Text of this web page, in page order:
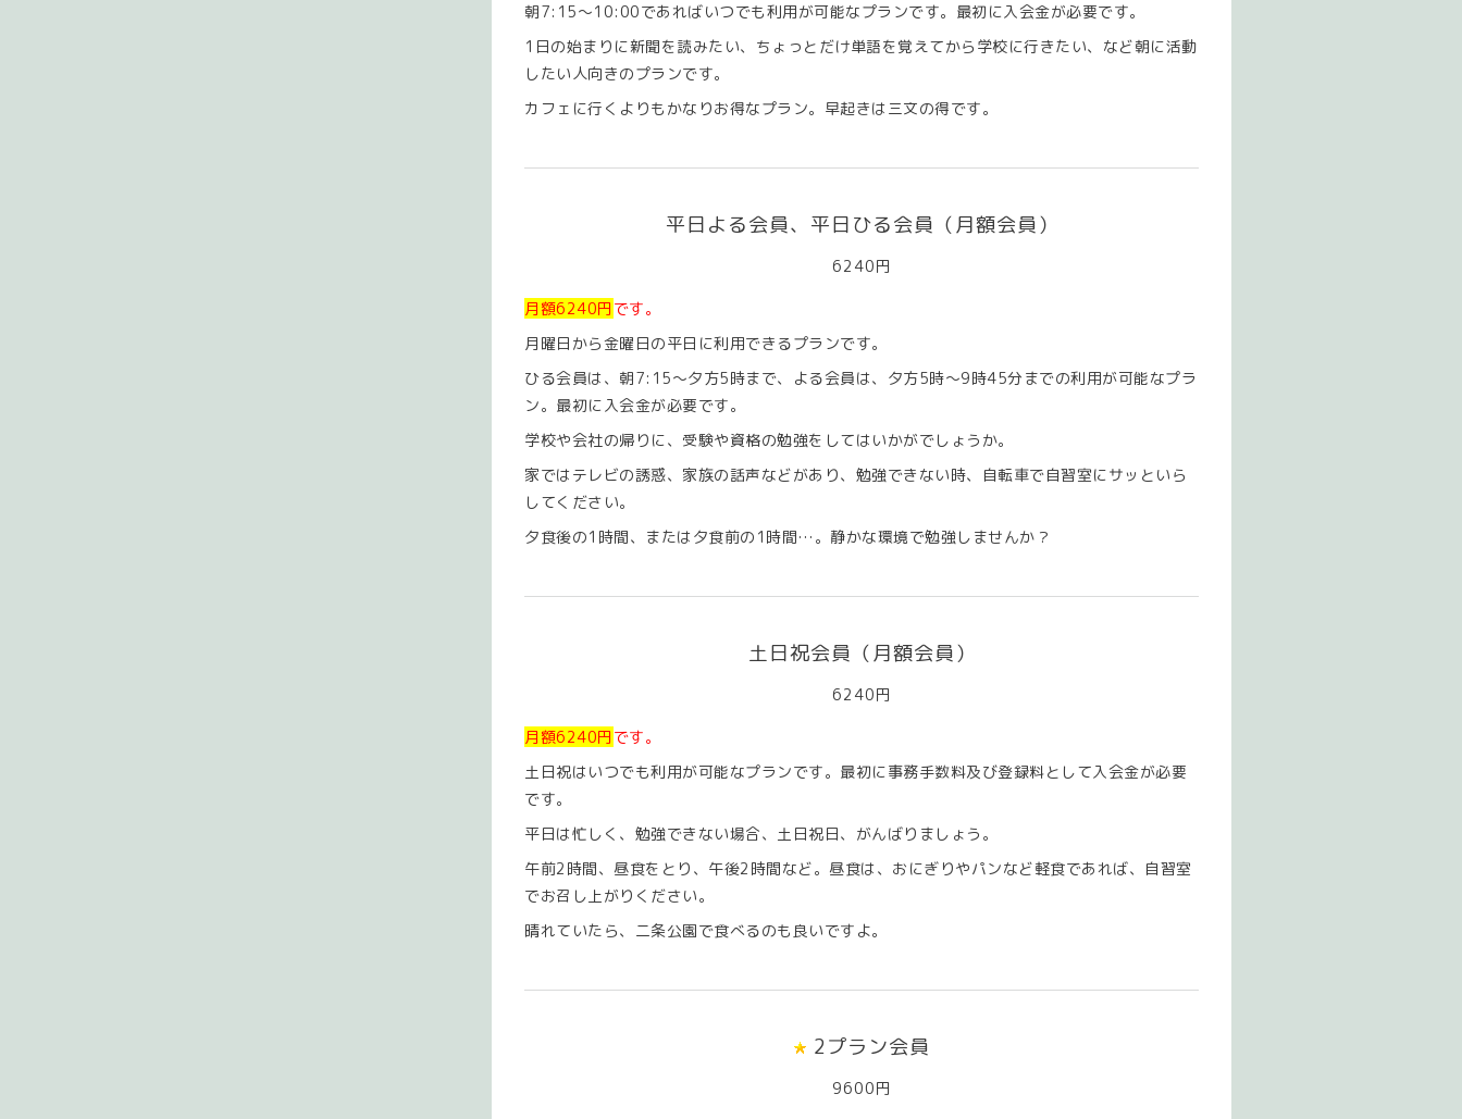
朝7:15～10:00であればいつでも利用が可能なプランです。最初に入会金が必要です。
1日の始まりに新聞を読みたい、ちょっとだけ単語を覚えてから学校に行きたい、など朝に活動
したい人向きのプランです。
カフェに行くよりもかなりお得なプラン。早起きは三文の得です。
平日よる会員、平日ひる会員（月額会員）
6240円
月額6240円 です。
月曜日から金曜日の平日に利用できるプランです。
ひる会員は、朝7:15～夕方5時まで、よる会員は、夕方5時～9時45分までの利用が可能なプラ
ン。最初に入会金が必要です。
学校や会社の帰りに、受験や資格の勉強をしてはいかがでしょうか。
家ではテレビの誘惑、家族の話声などがあり、勉強できない時、自転車で自習室にサッといら
してください。
夕食後の1時間、または夕食前の1時間…。静かな環境で勉強しませんか？
土日祝会員（月額会員）
6240円
月額6240円 です。
土日祝はいつでも利用が可能なプランです。最初に事務手数料及び登録料として入会金が必要
です。
平日は忙しく、勉強できない場合、土日祝日、がんばりましょう。
午前2時間、昼食をとり、午後2時間など。昼食は、おにぎりやパンなど軽食であれば、自習室
でお召し上がりください。
晴れていたら、二条公園で食べるのも良いですよ。
2プラン会員
9600円